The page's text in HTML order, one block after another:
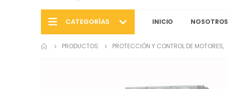
CATEGORÍAS INICIO NOSOTROS
PRODUCTOS PROTECCIÓN Y CONTROL DE MOTORES,